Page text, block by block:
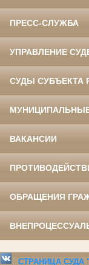
ПРЕСС-СЛУЖБА
УПРАВЛЕНИЕ
СУДЫ СУБЪЕКТА
ВАКАНСИИ
ОБРАЩЕНИЯ
СТРАНИЦА СУДА